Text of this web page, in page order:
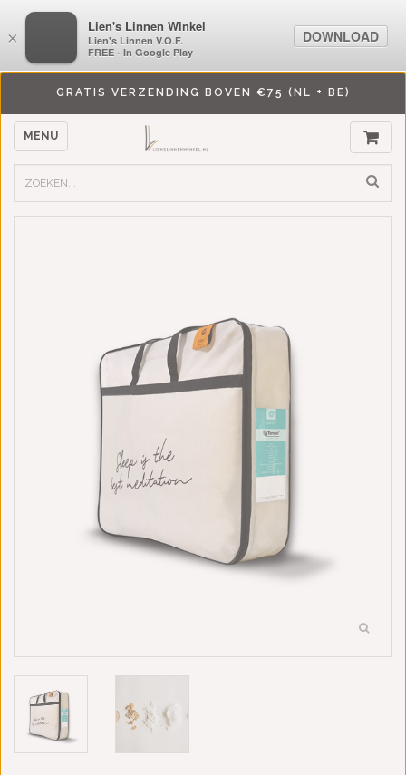
GRATIS VERZENDING BOVEN €75 (NL + BE)
MENU
×
LiensLinnenwinkel.nl
Lien's Linnen V.O.F.
FREE - In Google Play
DOWNLOAD
×
Lien's Linnen Winkel
Lien's Linnen V.O.F.
FREE - In Google Play
DOWNLOAD